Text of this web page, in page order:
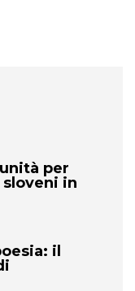
per
in
il